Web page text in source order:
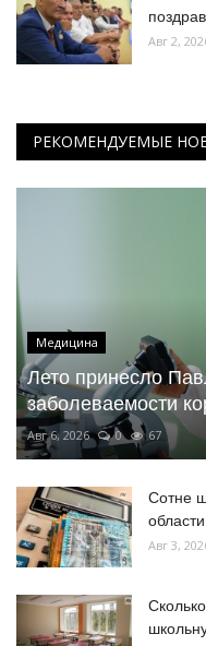
Авг 2,
РЕКОМЕНДУЕМЫЕ
Медицина
Лето принесло
заболеваемости
Авг 6, 2026 0 67
Сотне
Авг 3,